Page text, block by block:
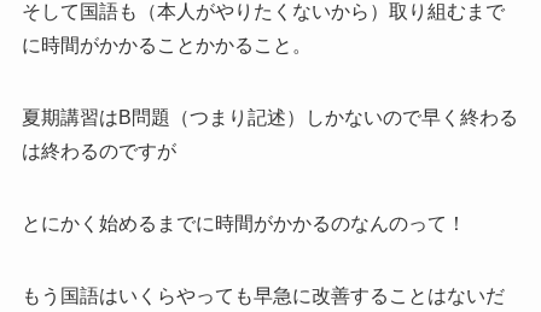
そして国語も（本人がやりたくないから）取り組むまで
に時間がかかることかかること。
夏期講習はB問題（つまり記述）しかないので早く終わる
は終わるのですが
とにかく始めるまでに時間がかかるのなんのって！
もう国語はいくらやっても早急に改善することはないだ